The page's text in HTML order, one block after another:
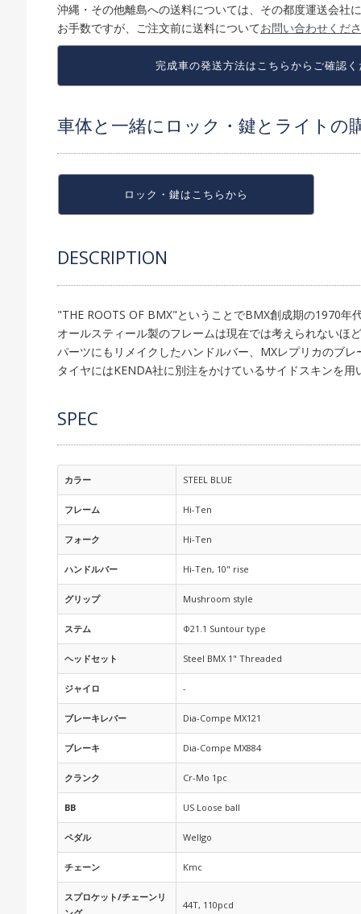
沖縄・その他離島への送料については、その都度運送会社
お手数ですが、ご注文前に送料についてお問い合わせくだ
完成車の発送方法はこちらからご確認
車体と一緒にロック・鍵とライトの
ロック・鍵はこちらから
DESCRIPTION
"THE ROOTS OF BMX"ということでBMX創成期の1970
オールスティール製のフレームは現在では考えられないほ
パーツにもリメイクしたハンドルバー、MXレプリカのブ
タイヤにはKENDA社に別注をかけているサイドスキンを
SPEC
カラー STEEL BLUE
フレーム Hi-Ten
フォーク Hi-Ten
ハンドルバー Hi-Ten, 10" rise
グリップ Mushroom style
ステム Φ21.1 Suntour type
ヘッドセット Steel BMX 1" Threaded
ジャイロ -
ブレーキレバー Dia-Compe MX121
ブレーキ Dia-Compe MX884
クランク Cr-Mo 1pc
BB US Loose ball
ペダル Wellgo
チェーン Kmc
スプロケット/チェーンリ
44T, 110pcd